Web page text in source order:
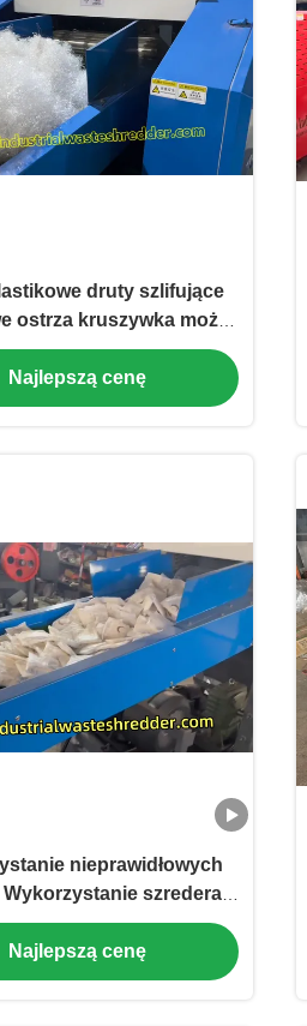
druty szlifujące
ostrza kruszywka może
wszystkie miękkie
odpady
Najlepszą cenę
nieprawidłowych
szredera
sanitarnej Szlifowanie z
nożami obrotowymi
Najlepszą cenę